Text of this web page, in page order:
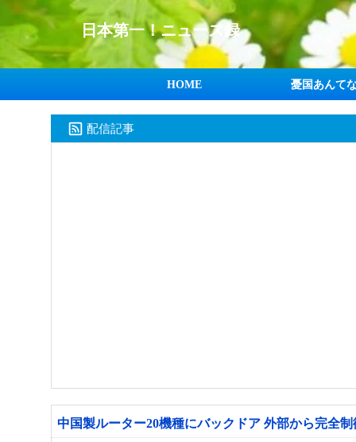
日本第一！ニュース録
HOME 憂国あんて
配信記事
中国製ルーター20機種にバックドア 外部から完全